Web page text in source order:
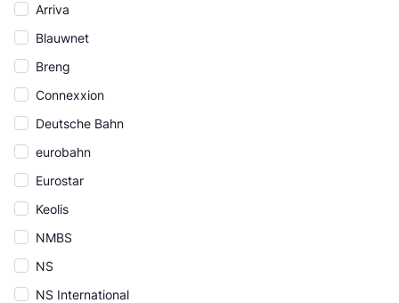
Arriva
Blauwnet
Breng
Connexxion
Deutsche Bahn
eurobahn
Eurostar
Keolis
NMBS
NS
NS International